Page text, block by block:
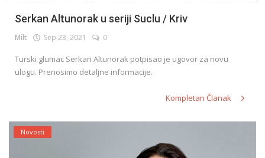
Serkan Altunorak u seriji Suclu / Kriv
Milt Sep 23, 2021 0
Turski glumac Serkan Altunorak potpisao je ugovor za novu
ulogu. Prenosimo detaljne informacije.
Kompletan Članak
Novosti